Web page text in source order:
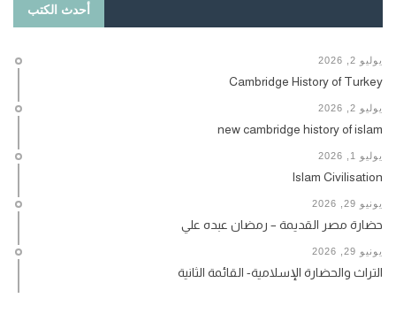
أحدث الكتب
يوليو 2, 2026
Cambridge History of Turkey
يوليو 2, 2026
new cambridge history of islam
يوليو 1, 2026
Islam Civilisation
يونيو 29, 2026
حضارة مصر القديمة – رمضان عبده علي
يونيو 29, 2026
التراث والحضارة الإسلامية- القائمة الثانية